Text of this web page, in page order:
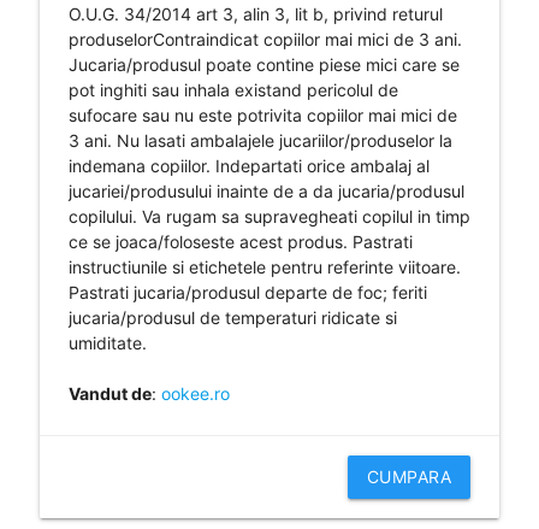
O.U.G. 34/2014 art 3, alin 3, lit b, privind returul
produselorContraindicat copiilor mai mici de 3 ani.
Jucaria/produsul poate contine piese mici care se
pot inghiti sau inhala existand pericolul de
sufocare sau nu este potrivita copiilor mai mici de
3 ani. Nu lasati ambalajele jucariilor/produselor la
indemana copiilor. Indepartati orice ambalaj al
jucariei/produsului inainte de a da jucaria/produsul
copilului. Va rugam sa supravegheati copilul in timp
ce se joaca/foloseste acest produs. Pastrati
instructiunile si etichetele pentru referinte viitoare.
Pastrati jucaria/produsul departe de foc; feriti
jucaria/produsul de temperaturi ridicate si
umiditate.
Vandut de: ookee.ro
CUMPARA